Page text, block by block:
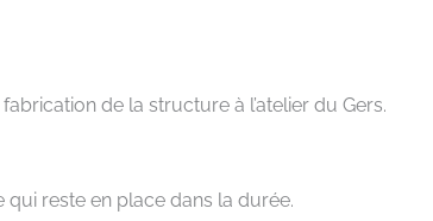
de la structure à l’atelier du Gers.
reste en place dans la durée.